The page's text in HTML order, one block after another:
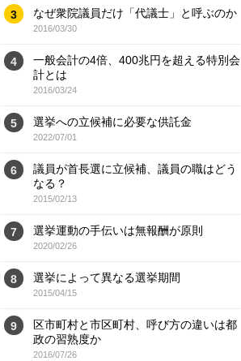
3 なぜ衆院議員だけ「代議士」と呼ぶのか
2016/03/30
4
一般会計の4倍、400兆円を超える特別会
計とは
2016/03/24
5 選挙への立候補に必要な供託金
2022/07/01
6
議員が首長選に立候補、議員の職はどう
なる？
2015/02/13
7 選挙運動の手伝いは無報酬が原則
2020/02/26
8 選挙によって異なる選挙期間
2015/04/15
9
区市町村と市区町村、呼び方の違いは都
政の習熟度か
2016/07/26